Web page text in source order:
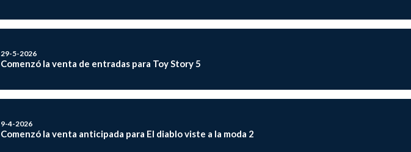
29-5-2026
Comenzó la venta de entradas para Toy Story 5
9-4-2026
Comenzó la venta anticipada para El diablo viste a la moda 2